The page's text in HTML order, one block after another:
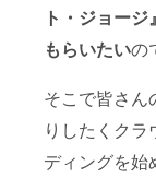
ト・ジョー
もらいたいの
そこで皆さん
りしたくクラ
ディングを始